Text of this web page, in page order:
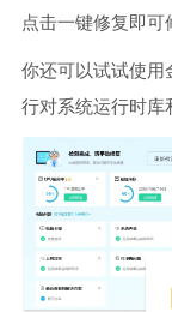
点击一键修复即可
你还可以试试使用
行对系统运行时库